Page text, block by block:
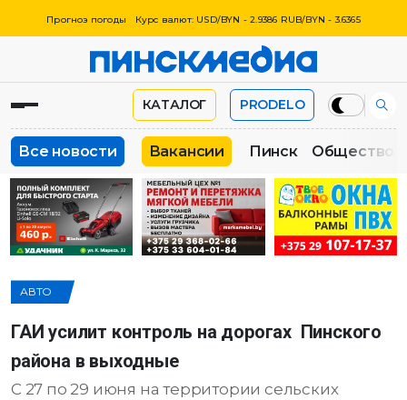
Прогноз погоды Курс валют: USD/BYN - 2.9386 RUB/BYN - 3.6365
КАТАЛОГ PRODELO
Все новости Вакансии Пинск Общество
АВТО
ГАИ усилит контроль на дорогах Пинского
района в выходные
С 27 по 29 июня на территории сельских